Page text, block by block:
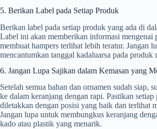
5. Berikan Label pada Setiap Produk
Berikan label pada setiap produk yang ada di
Label ini akan memberikan informasi mengenai
membuat hampers terlihat lebih teratur. Jangan
mencantumkan tanggal kadaluarsa pada produk
6. Jangan Lupa Sajikan dalam Kemasan yang
Setelah semua bahan dan ornamen sudah siap,
ke dalam keranjang dengan rapi. Pastikan setiap
diletakkan dengan posisi yang baik dan terlihat
Jangan lupa untuk membungkus keranjang
kado atau plastik yang menarik.